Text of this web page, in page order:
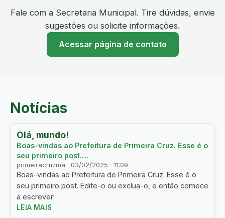
Fale com a Secretaria Municipal. Tire dúvidas, envie
sugestões ou solicite informações.
Acessar página de contato
Notícias
Olá, mundo!
Boas-vindas ao Prefeitura de Primeira Cruz. Esse é o
seu primeiro post.…
primeiracruzma · 03/02/2025 · 11:09
Boas-vindas ao Prefeitura de Primeira Cruz. Esse é o
seu primeiro post. Edite-o ou exclua-o, e então comece
a escrever!
LEIA MAIS